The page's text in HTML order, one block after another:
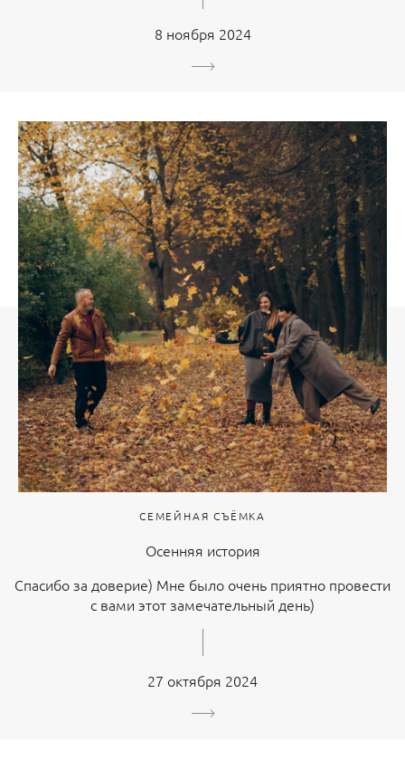
8 ноября 2024
СЕМЕЙНАЯ СЪЁМКА
Осенняя история
Спасибо за доверие) Мне было очень приятно провести
с вами этот замечательный день)
27 октября 2024